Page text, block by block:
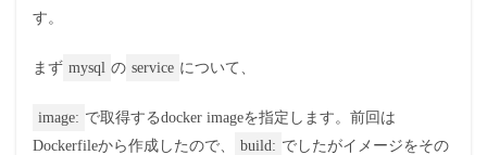
す。
まず mysql の service について、
image: で取得するdocker imageを指定します。前回は
Dockerfileから作成したので、
build: でしたがイメージをその